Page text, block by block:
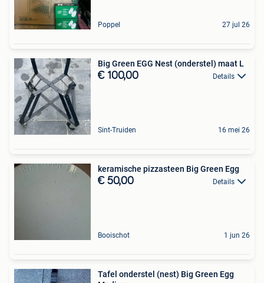
Poppel 27 jul 26
Big Green EGG Nest (onderstel) maat L
€ 100,00 Details
Sint-Truiden 16 mei 26
keramische pizzasteen Big Green Egg
€ 50,00 Details
Booischot 1 jun 26
Tafel onderstel (nest) Big Green Egg